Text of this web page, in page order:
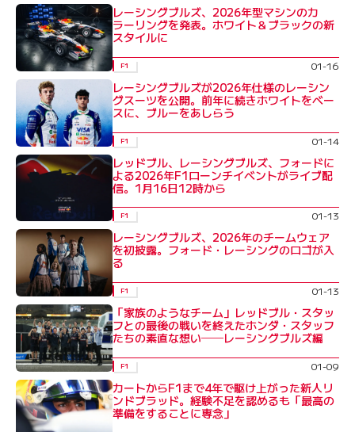
レーシングブルズ、2026年型マシンのカ
ラーリングを発表。ホワイト＆ブラックの新
スタイルに
F1 01-16
レーシングブルズが2026年仕様のレーシン
グスーツを公開。前年に続きホワイトをベー
スに、ブルーをあしらう
F1 01-14
レッドブル、レーシングブルズ、フォードに
よる2026年F1ローンチイベントがライブ配
信。1月16日12時から
F1 01-13
レーシングブルズ、2026年のチームウェア
を初披露。フォード・レーシングのロゴが入
る
F1 01-13
「家族のようなチーム」レッドブル・スタッ
フとの最後の戦いを終えたホンダ・スタッフ
たちの素直な想い──レーシングブルズ編
F1 01-09
カートからF1まで4年で駆け上がった新人リ
ンドブラッド。経験不足を認めるも「最高の
準備をすることに専念」